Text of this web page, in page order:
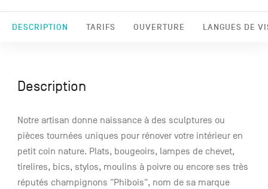
DESCRIPTION TARIFS OUVERTURE LANGUES DE
Description
Notre artisan donne naissance à des sculptures ou
pièces tournées uniques pour rénover votre intérieur en
petit coin nature. Plats, bougeoirs, lampes de chevet,
tirelires, bics, stylos, moulins à poivre ou encore ses très
réputés champignons "Phibois", nom de sa marque